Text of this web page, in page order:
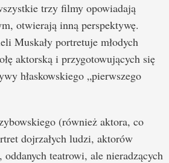
trzy filmy opowiadają
otwierają inną perspektywę.
Muskały portretuje młodych
aktorską i przygotowujących się
hłaskowskiego „pierwszego
(również aktora, co
dojrzałych ludzi, aktorów
teatrowi, ale nieradzących